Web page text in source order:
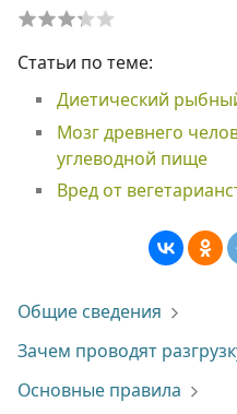
Статьи по теме:
Диетический
Мозг древнего
углеводной пище
Вред от
Общие сведения
Зачем проводят
Основные правила